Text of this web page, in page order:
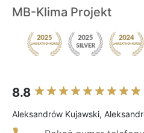
MB-Klima Projekt
8.8
Aleksandrów Kujawski,